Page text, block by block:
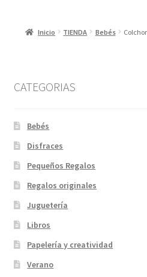
Inicio TIENDA Bebés
CATEGORIAS
Bebés
Disfraces
Pequeños Regalos
Regalos originales
Juguetería
Libros
Papelería y creatividad
Verano